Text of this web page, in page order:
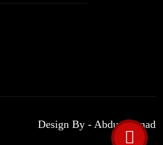
Design By - Abdus Samad